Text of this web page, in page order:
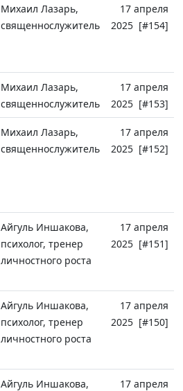
Михаил Лазарь,
священнослужитель
17 апреля
2025 [#154]
Михаил Лазарь,
священнослужитель
17 апреля
2025 [#153]
Михаил Лазарь,
священнослужитель
17 апреля
2025 [#152]
Айгуль Иншакова,
психолог, тренер
личностного роста
17 апреля
2025 [#151]
Айгуль Иншакова,
психолог, тренер
личностного роста
17 апреля
2025 [#150]
Айгуль Иншакова, 17 апреля